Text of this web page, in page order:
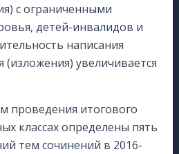
с ограниченными
детей-инвалидов и
написания
(изложения) увеличивается
проведения итогового
классах определены пять
тем сочинений в 2016-